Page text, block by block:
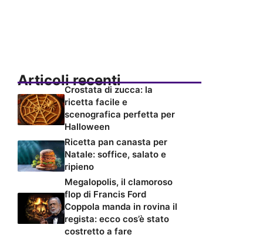
Articoli recenti
Crostata di zucca: la
ricetta facile e
scenografica perfetta per
Halloween
Ricetta pan canasta per
Natale: soffice, salato e
ripieno
Megalopolis, il clamoroso
flop di Francis Ford
Coppola manda in rovina il
regista: ecco cos’è stato
costretto a fare